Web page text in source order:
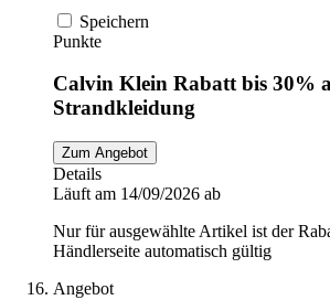
Speichern
Punkte
Calvin Klein Rabatt bis 30%
Strandkleidung
Zum Angebot
Details
Läuft am 14/09/2026 ab
Nur für ausgewählte Artikel ist der
Händlerseite automatisch gültig
Angebot